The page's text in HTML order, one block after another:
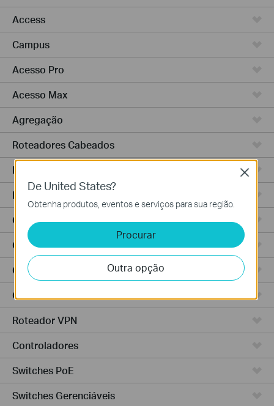
Access
Campus
Acesso Pro
Acesso Max
Agregação
Roteadores Cabeados
Roteadores Wi-Fi
Roteadores Integrados
Controlador Baseado em Nuvem
Controlador Hardware
Controlador Software
Câmeras IP
Roteador VPN
Controladores
Switches PoE
Switches Gerenciáveis
De United States?
Obtenha produtos, eventos e serviços para sua região.
Procurar
Outra opção
Close